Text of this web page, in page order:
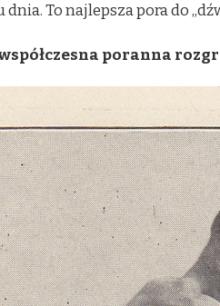
To najlepsza pora do
poranna